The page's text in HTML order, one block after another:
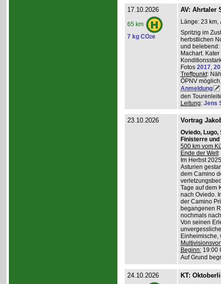
17.10.2026
65 km
7 kg CO2e
AV: Ahrtaler
Länge: 23 km,
Spritzig im
herbstlichen
und
Machart.
Fotos 2017,
Treffpunkt:
ÖPNV möglich.
Anmeldung
den
Leitung: Jens
23.10.2026 Vortrag
Oviedo, Lugo,
Finisterre und
500 km vom
Ende der Welt
Im Herbst
Asturien
dem Camino
Tage auf dem
nach Oviedo.
der Camino
begangenen
nochmals
Von seinen
Einheimische,
Beginn:19:00
Auf Grund
24.10.2026 KT: